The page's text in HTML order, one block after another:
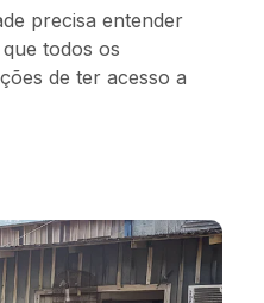
precisa entender
todos os
de ter acesso a